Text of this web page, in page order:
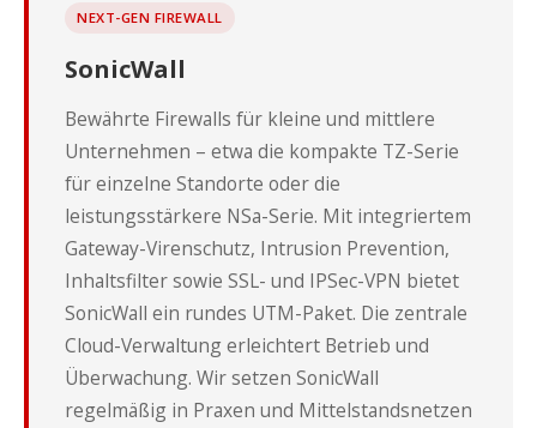
NEXT-GEN FIREWALL
SonicWall
Bewährte Firewalls für kleine und mittlere
Unternehmen – etwa die kompakte TZ-Serie
für einzelne Standorte oder die
leistungsstärkere NSa-Serie. Mit integriertem
Gateway-Virenschutz, Intrusion Prevention,
Inhaltsfilter sowie SSL- und IPSec-VPN bietet
SonicWall ein rundes UTM-Paket. Die zentrale
Cloud-Verwaltung erleichtert Betrieb und
Überwachung. Wir setzen SonicWall
regelmäßig in Praxen und Mittelstandsnetzen